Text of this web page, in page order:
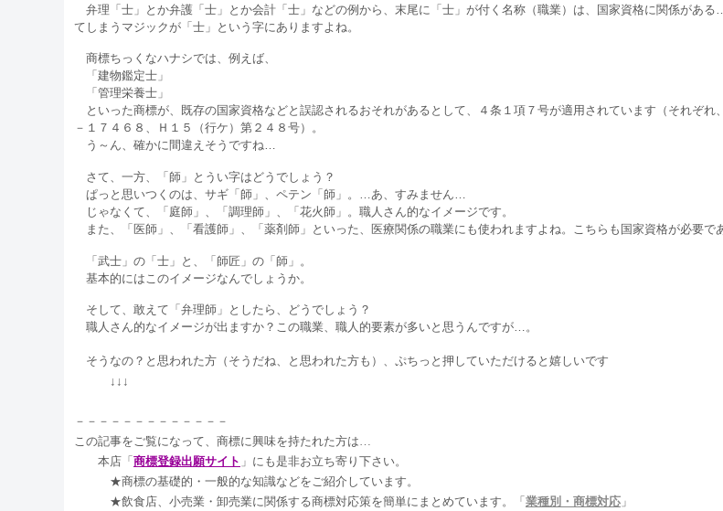
弁理「士」とか弁護「士」とか会計「士」などの例から、末尾に「士」が付く名称（職業）は、国家資格に関係があ
てしまうマジックが「士」という字にありますよね。
商標ちっくなハナシでは、例えば、
「建物鑑定士」
「管理栄養士」
といった商標が、既存の国家資格などと誤認されるおそれがあるとして、４条１項７号が適用されています（それぞれ
－１７４６８、Ｈ１５（行ケ）第２４８号）。
う～ん、確かに間違えそうですね…
さて、一方、「師」とうい字はどうでしょう？
ぱっと思いつくのは、サギ「師」、ペテン「師」。…あ、すみません…
じゃなくて、「庭師」、「調理師」、「花火師」。職人さん的なイメージです。
また、「医師」、「看護師」、「薬剤師」といった、医療関係の職業にも使われますよね。こちらも国家資格が必要で
「武士」の「士」と、「師匠」の「師」。
基本的にはこのイメージなんでしょうか。
そして、敢えて「弁理師」としたら、どうでしょう？
職人さん的なイメージが出ますか？この職業、職人的要素が多いと思うんですが…。
そうなの？と思われた方（そうだね、と思われた方も）、ぷちっと押していただけると嬉しいです
↓↓↓
－－－－－－－－－－－－－
この記事をご覧になって、商標に興味を持たれた方は…
本店「 商標登録出願サイト 」にも是非お立ち寄り下さい。
★商標の基礎的・一般的な知識などをご紹介しています。
★飲食店、小売業・卸売業に関係する商標対応策を簡単にまとめています。「 業種別・商標対応 」